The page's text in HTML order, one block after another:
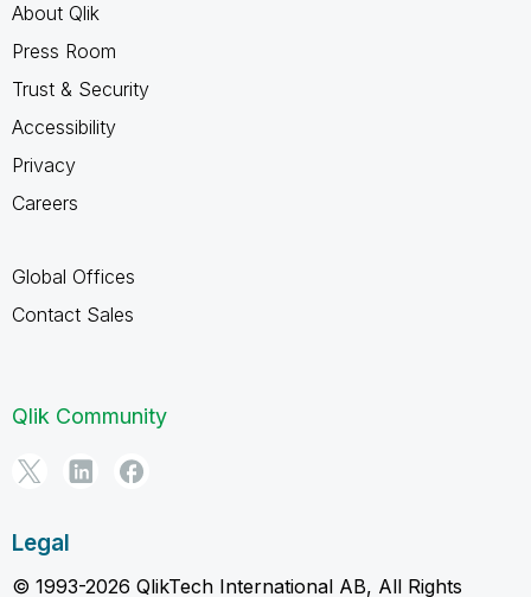
About Qlik
Press Room
Trust & Security
Accessibility
Privacy
Careers
Global Offices
Contact Sales
Qlik Community
Legal
© 1993-2026 QlikTech International AB, All Rights